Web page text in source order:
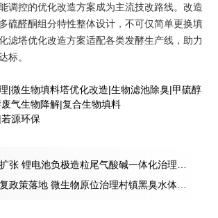
调控的优化改造方案成为主流技改路线。改造
硫醛酮组分特性整体设计，不可仅简单更换填
滤塔优化改造方案适配各类发酵生产线，助力
标。
|微生物填料塔优化改造|生物滤池除臭|甲硫醇
气生物降解|复合生物填料
|若源环保
张 锂电池负极造粒尾气酸碱一体化治理行
政策落地 微生物原位治理村镇黑臭水体试